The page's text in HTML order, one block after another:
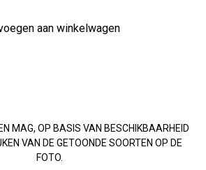
aan winkelwagen
MAG, OP BASIS VAN BESCHIKBAARHEID
VAN DE GETOONDE SOORTEN OP DE
FOTO.